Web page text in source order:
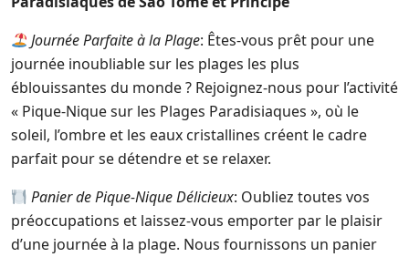
Journée Parfaite à la Plage: Êtes-vous prêt pour une
journée inoubliable sur les plages les plus
éblouissantes du monde ? Rejoignez-nous pour l’activité
« Pique-Nique sur les Plages Paradisiaques », où le
soleil, l’ombre et les eaux cristallines créent le cadre
parfait pour se détendre et se relaxer.
Panier de Pique-Nique Délicieux: Oubliez toutes vos
préoccupations et laissez-vous emporter par le plaisir
d’une journée à la plage. Nous fournissons un panier